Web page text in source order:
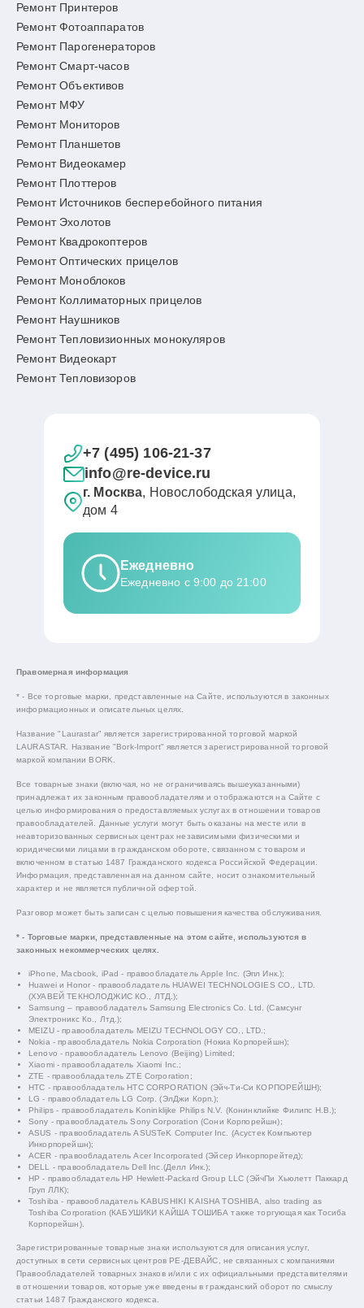
Ремонт Принтеров
Ремонт Фотоаппаратов
Ремонт Парогенераторов
Ремонт Смарт-часов
Ремонт Объективов
Ремонт МФУ
Ремонт Мониторов
Ремонт Планшетов
Ремонт Видеокамер
Ремонт Плоттеров
Ремонт Источников бесперебойного питания
Ремонт Эхолотов
Ремонт Квадрокоптеров
Ремонт Оптических прицелов
Ремонт Моноблоков
Ремонт Коллиматорных прицелов
Ремонт Наушников
Ремонт Тепловизионных монокуляров
Ремонт Видеокарт
Ремонт Тепловизоров
+7 (495) 106-21-37
info@re-device.ru
г. Москва, Новослободская улица,
дом 4
Ежедневно
Ежедневно с 9:00 до 21:00
Правомерная информация
* - Все торговые марки, представленные на Сайте, используются в законных
информационных и описательных целях.
Название "Laurastar" является зарегистрированной торговой маркой
LAURASTAR. Название "Bork-Import" является зарегистрированной торговой
маркой компании BORK.
Все товарные знаки (включая, но не ограничиваясь вышеуказанными)
принадлежат их законным правообладателям и отображаются на Сайте с
целью информирования о предоставляемых услугах в отношении товаров
правообладателей. Данные услуги могут быть оказаны на месте или в
неавторизованных сервисных центрах независимыми физическими и
юридическими лицами в гражданском обороте, связанном с товаром и
включенном в статью 1487 Гражданского кодекса Российской Федерации.
Информация, представленная на данном сайте, носит ознакомительный
характер и не является публичной офертой.
Разговор может быть записан с целью повышения качества обслуживания.
* - Торговые марки, представленные на этом сайте, используются в
законных некоммерческих целях.
iPhone, Macbook, iPad - правообладатель Apple Inc. (Эпл Инк.);
Huawei и Honor - правообладатель HUAWEI TECHNOLOGIES CO., LTD.
(ХУАВЕЙ ТЕКНОЛОДЖИС КО., ЛТД.);
Samsung – правообладатель Samsung Electronics Co. Ltd. (Самсунг
Электроникс Ко., Лтд.);
MEIZU - правообладатель MEIZU TECHNOLOGY CO., LTD.;
Nokia - правообладатель Nokia Corporation (Нокиа Корпорейшн);
Lenovo - правообладатель Lenovo (Beijing) Limited;
Xiaomi - правообладатель Xiaomi Inc.;
ZTE - правообладатель ZTE Corporation;
HTC - правообладатель HTC CORPORATION (Эйч-Ти-Си КОРПОРЕЙШН);
LG - правообладатель LG Corp. (ЭлДжи Корп.);
Philips - правообладатель Koninklijke Philips N.V. (Конинклийке Филипс Н.В.);
Sony - правообладатель Sony Corporation (Сони Корпорейшн);
ASUS - правообладатель ASUSTeK Computer Inc. (Асустек Компьютер
Инкорпорейшн);
ACER - правообладатель Acer Incorporated (Эйсер Инкорпорейтед);
DELL - правообладатель Dell Inc.(Делл Инк.);
HP - правообладатель HP Hewlett-Packard Group LLC (ЭйчПи Хьюлетт Паккард
Груп ЛЛК);
Toshiba - правообладатель KABUSHIKI KAISHA TOSHIBA, also trading as
Toshiba Corporation (КАБУШИКИ КАЙША ТОШИБА также торгующая как Тосиба
Корпорейшн).
Зарегистрированные товарные знаки используются для описания услуг,
доступных в сети сервисных центров РЕ-ДЕВАЙС, не связанных с компаниями
Правообладателей товарных знаков и/или с их официальными представителями
в отношении товаров, которые уже введены в гражданский оборот по смыслу
статьи 1487 Гражданского кодекса.